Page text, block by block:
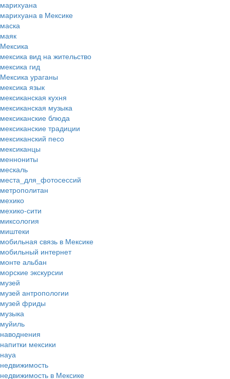
марихуана
марихуана в Мексике
маска
маяк
Мексика
мексика вид на жительство
мексика гид
Мексика ураганы
мексика язык
мексиканская кухня
мексиканская музыка
мексиканские блюда
мексиканские традиции
мексиканский песо
мексиканцы
меннониты
мескаль
места_для_фотосессий
метрополитан
мехико
мехико-сити
миксология
миштеки
мобильная связь в Мексике
мобильный интернет
монте альбан
морские экскурсии
музей
музей антропологии
музей фриды
музыка
муйиль
наводнения
напитки мексики
науа
недвижимость
недвижимость в Мексике